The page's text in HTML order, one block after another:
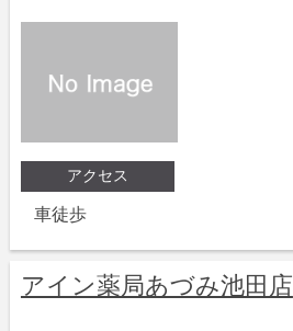
アクセス
車徒歩
アイン薬局あづみ池田店